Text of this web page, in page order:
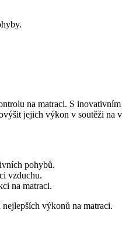
na matraci. S
jejich výkon v soutěži na
pohybů.
vzduchu.
na matraci.
výkonů na matraci.